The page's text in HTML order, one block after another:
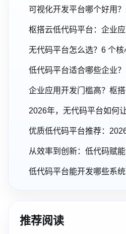
枢搭云低代码平台：企业
无代码平台怎么选？6 个
企业应用开发门槛高？枢
优质低代码平台推荐：
从效率到创新：低代码赋
低代码平台能开发哪些系
推荐阅读